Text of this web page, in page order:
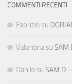
COMMENTI RECENTI
Fabrizio su
Valentina su SAM
Danilo su SAM D